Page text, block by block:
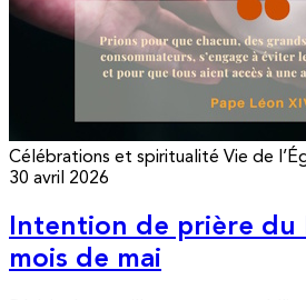
Célébrations et spiritualité Vie de
30 avril 2026
Intention de prière du
mois de mai